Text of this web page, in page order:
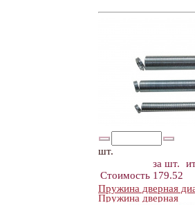
шт.
за шт.
Стоимость 179.52
Пружина дверная
Пружина дверная